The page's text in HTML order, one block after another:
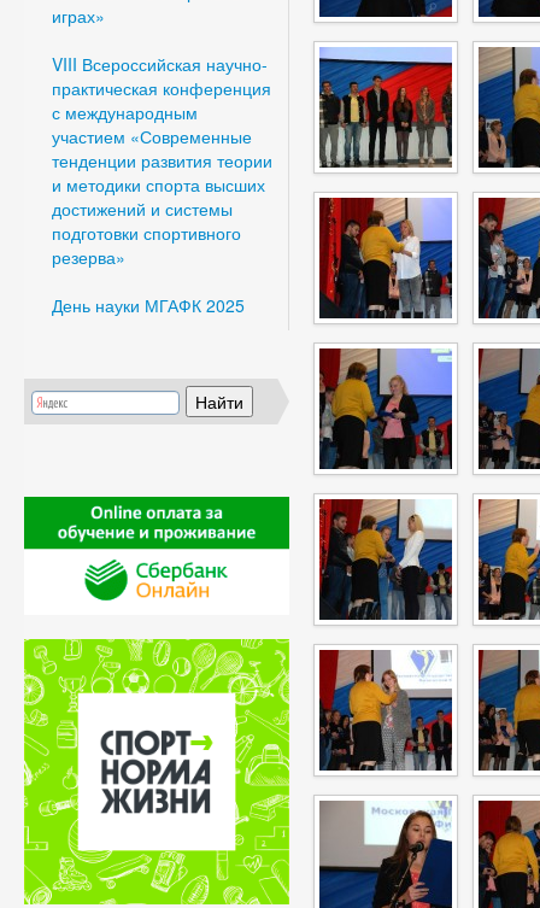
играх»
VIII Всероссийская научно-
практическая конференция
с международным
участием «Современные
тенденции развития теории
и методики спорта высших
достижений и системы
подготовки спортивного
резерва»
День науки МГАФК 2025